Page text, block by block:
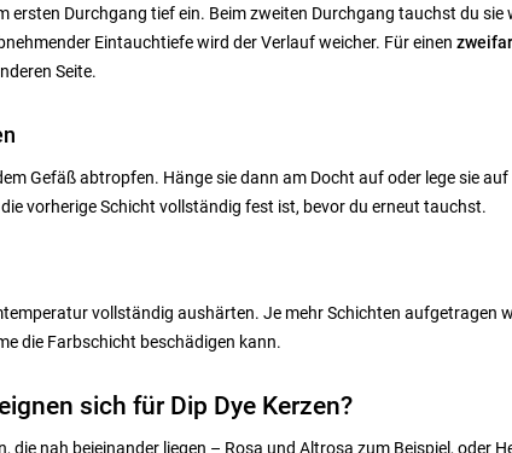
ersten Durchgang tief ein. Beim zweiten Durchgang tauchst du
Eintauchtiefe wird der Verlauf weicher. Für einen
Seite.
Gefäß abtropfen. Hänge sie dann am Docht auf oder lege sie
vorherige Schicht vollständig fest ist, bevor du erneut tauchst.
vollständig aushärten. Je mehr Schichten
die Farbschicht beschädigen kann.
sich für Dip Dye Kerzen?
nah beieinander liegen – Rosa und Altrosa zum Beispiel, oder